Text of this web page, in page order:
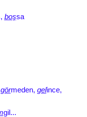
boşsa
görmeden, gelince,
gil...